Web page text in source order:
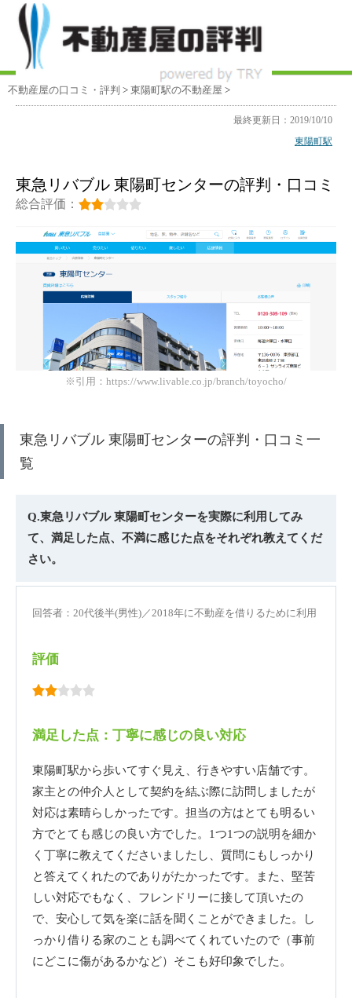
不動産屋の口コミ・評判 > 東陽町駅の不動産屋 >
最終更新日：2019/10/10
東陽町駅
東急リバブル 東陽町センターの評判・口コミ
総合評価：
※引用：https://www.livable.co.jp/branch/toyocho/
東急リバブル 東陽町センターの評判・口コミ一
覧
Q.東急リバブル 東陽町センターを実際に利用してみ
て、満足した点、不満に感じた点をそれぞれ教えてくだ
さい。
回答者：20代後半(男性)／2018年に不動産を借りるために利用
評価
満足した点：丁寧に感じの良い対応
東陽町駅から歩いてすぐ見え、行きやすい店舗です。
家主との仲介人として契約を結ぶ際に訪問しましたが
対応は素晴らしかったです。担当の方はとても明るい
方でとても感じの良い方でした。1つ1つの説明を細か
く丁寧に教えてくださいましたし、質問にもしっかり
と答えてくれたのでありがたかったです。また、堅苦
しい対応でもなく、フレンドリーに接して頂いたの
で、安心して気を楽に話を聞くことができました。し
っかり借りる家のことも調べてくれていたので（事前
にどこに傷があるかなど）そこも好印象でした。